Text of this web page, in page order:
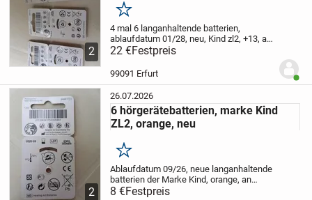
2
Merken
4 mal 6 langanhaltende batterien,
ablaufdatum 01/28, neu, Kind zl2, +13, an
selbstabholer oder 1,90 Versand zzgl
22 €Festpreis
99091 Erfurt
2
26.07.2026
6 hörgerätebatterien, marke Kind
ZL2, orange, neu
Merken
Ablaufdatum 09/26, neue langanhaltende
batterien der Marke Kind, orange, an
selbstabholer oder 1,90 Versand zzgl
8 €Festpreis